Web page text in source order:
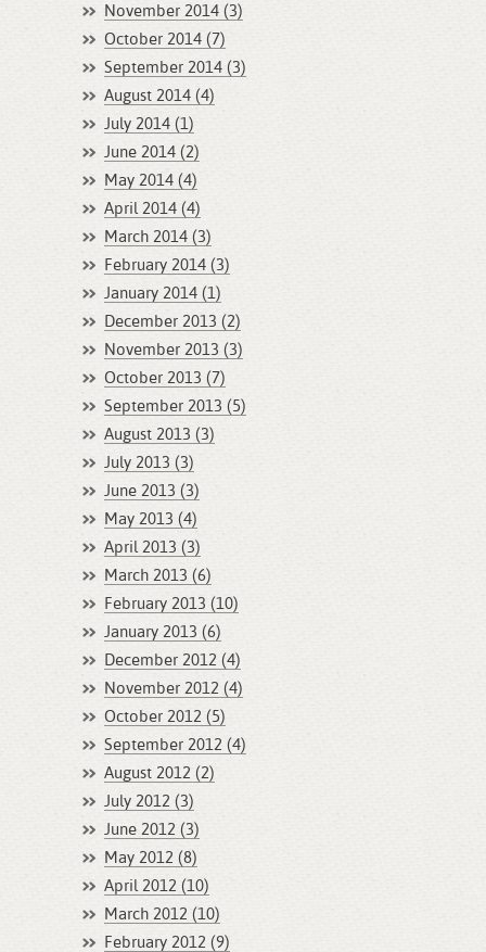
November 2014 (3)
October 2014 (7)
September 2014 (3)
August 2014 (4)
July 2014 (1)
June 2014 (2)
May 2014 (4)
April 2014 (4)
March 2014 (3)
February 2014 (3)
January 2014 (1)
December 2013 (2)
November 2013 (3)
October 2013 (7)
September 2013 (5)
August 2013 (3)
July 2013 (3)
June 2013 (3)
May 2013 (4)
April 2013 (3)
March 2013 (6)
February 2013 (10)
January 2013 (6)
December 2012 (4)
November 2012 (4)
October 2012 (5)
September 2012 (4)
August 2012 (2)
July 2012 (3)
June 2012 (3)
May 2012 (8)
April 2012 (10)
March 2012 (10)
February 2012 (9)